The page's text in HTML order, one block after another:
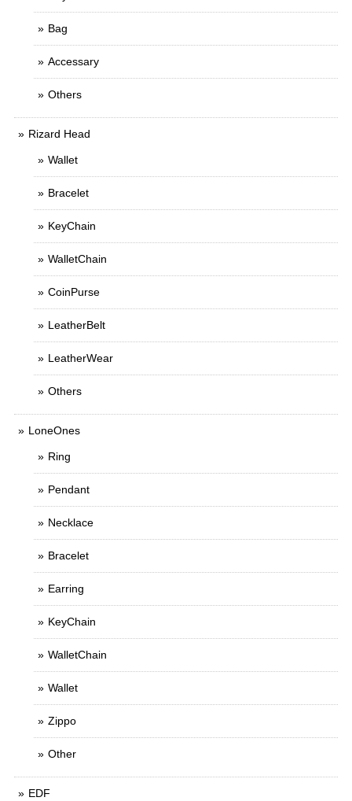
Bag
Accessary
Others
Rizard Head
Wallet
Bracelet
KeyChain
WalletChain
CoinPurse
LeatherBelt
LeatherWear
Others
LoneOnes
Ring
Pendant
Necklace
Bracelet
Earring
KeyChain
WalletChain
Wallet
Zippo
Other
EDF